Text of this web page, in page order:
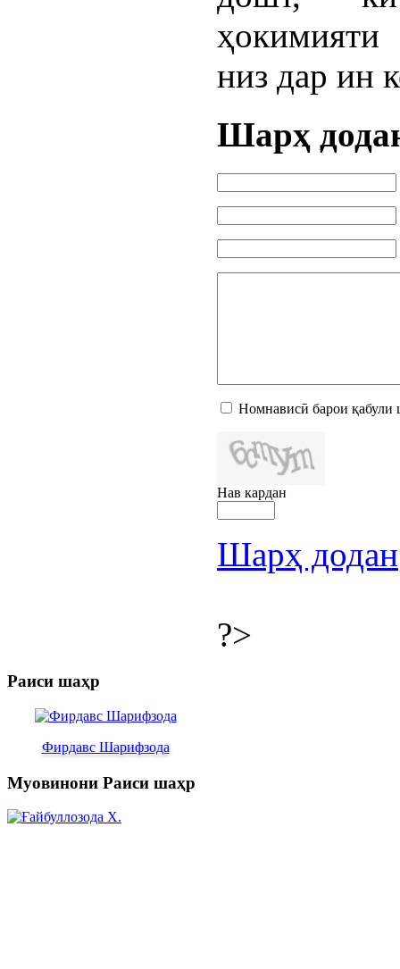
низ дар ин
Шарҳ
Номнависӣ барои қабули
Нав кардан
Шарҳ додан
?>
Раиси шаҳр
Фирдавс Шарифзода
Муовинони Раиси шаҳр